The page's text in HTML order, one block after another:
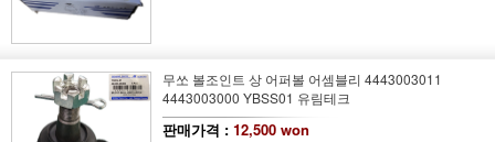
무쏘 볼조인트 상 어퍼볼 어셈블리 4443003011
4443003000 YBSS01 유림테크
판매가격 : 12,500 won